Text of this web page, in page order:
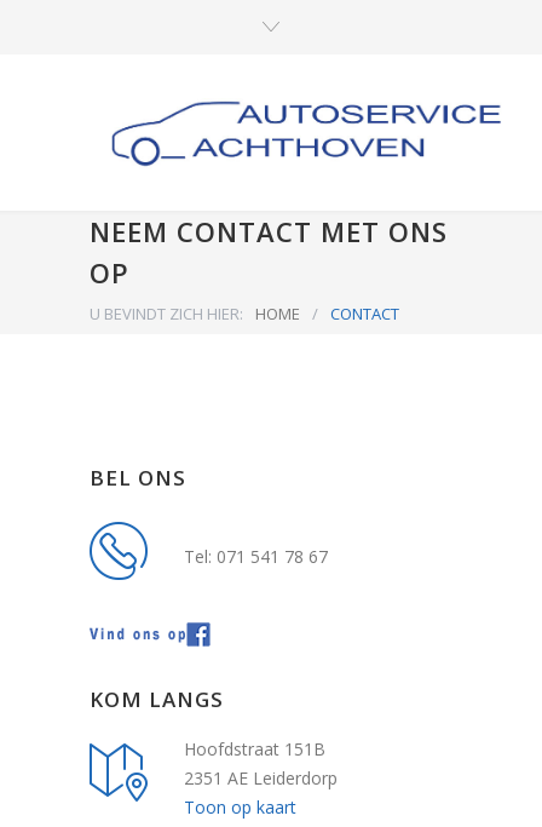
NEEM CONTACT MET ONS
OP
U BEVINDT ZICH HIER: HOME / CONTACT
BEL ONS
Tel: 071 541 78 67
KOM LANGS
Hoofdstraat 151B
2351 AE Leiderdorp
Toon op kaart